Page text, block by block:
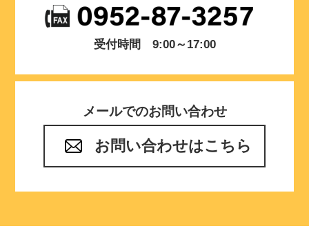
受付時間 9:00～17:00
メールでのお問い合わせ
お問い合わせはこちら